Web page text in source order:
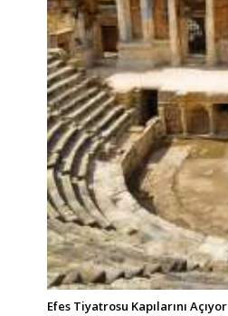
Efes Tiyatrosu Kapılarını Açıyor